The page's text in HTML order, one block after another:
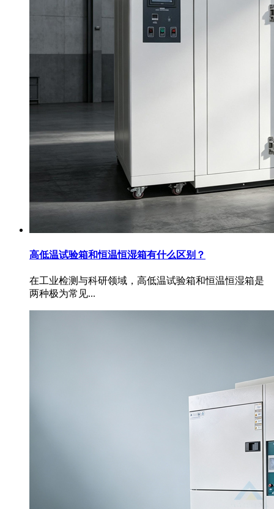
高低温试验箱和恒温恒湿箱有什么区别？
在工业检测与科研领域，高低温试验箱和恒温恒湿箱是
两种极为常见...